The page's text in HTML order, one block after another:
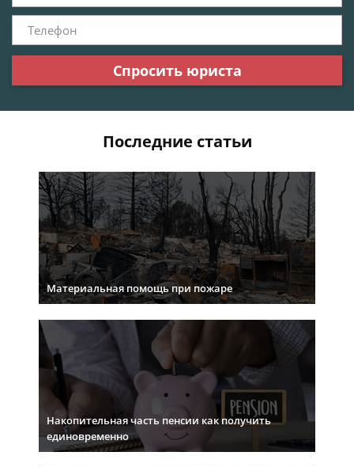
Спросить юриста
Последние статьи
Материальная помощь при пожаре
Накопительная часть пенсии как получить
единовременно